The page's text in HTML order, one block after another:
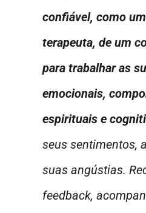
confiável, como
terapeuta, de um
para trabalhar as
emocionais,
espirituais e
seus sentimentos,
suas angústias.
feedback,